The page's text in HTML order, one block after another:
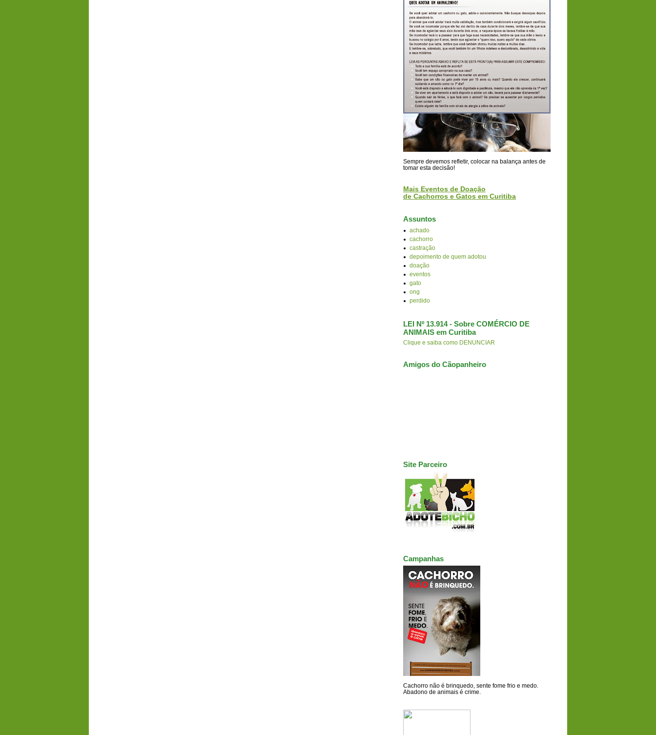
Sempre devemos refletir, colocar na balança antes de
tomar esta decisão!
Mais Eventos de Doação
de Cachorros e Gatos em Curitiba
Assuntos
achado
cachorro
castração
depoimento de quem adotou
doação
eventos
gato
ong
perdido
LEI Nº 13.914 - Sobre COMÉRCIO DE
ANIMAIS em Curitiba
Clique e saiba como DENUNCIAR
Amigos do Cãopanheiro
Site Parceiro
Campanhas
Cachorro não é brinquedo, sente fome frio e medo.
Abadono de animais é crime.